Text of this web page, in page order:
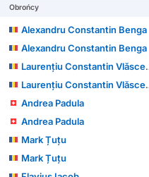
Obrońcy
Alexandru Constantin Benga
Alexandru Constantin Benga
Laurențiu Constantin Vlăsceanu
Laurențiu Constantin Vlăsceanu
Andrea Padula
Andrea Padula
Mark Țuțu
Mark Țuțu